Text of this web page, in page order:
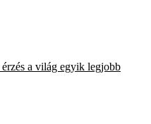
a világ egyik legjobb